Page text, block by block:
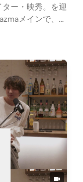
open.spotify.co
id
佐々木理久
https://www.ins
ー・映秀。を迎
メインで、映
内”にディープ
大の脳科学研究
ファンタジア
」。頭の中にディ
ほどまでに情景の
回は、彼のクリエ
トップアーティ
「角野隼斗（かて
かせた初レコー
デューサーTen
のフラットな美